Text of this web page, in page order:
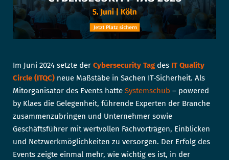
Im Juni 2024 setzte der Cybersecurity Tagdes IT Quality
Circle (ITQC)neue Maßstäbe in Sachen IT-Sicherheit. Als
Mitorganisator des Events hatte Systemschub – powered
by Klaes die Gelegenheit, führende Experten der Branche
zusammenzubringen und Unternehmer sowie
Geschäftsführer mit wertvollen Fachvorträgen, Einblicken
und Netzwerkmöglichkeiten zu versorgen. Der Erfolg des
Events zeigte einmal mehr, wie wichtig es ist, in der